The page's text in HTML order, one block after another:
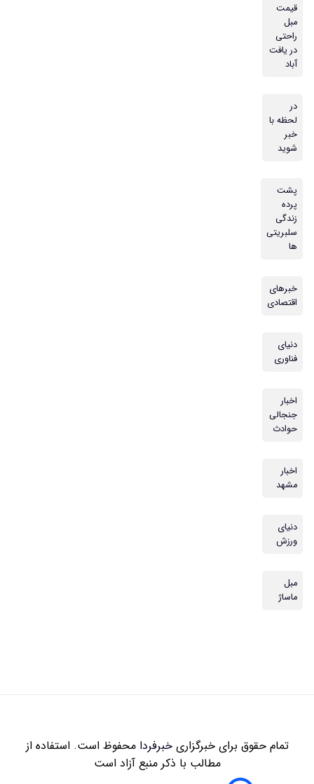
قیمت
مبل
راحتی
در یافت
آباد
در
لحظه با
خبر
شوید
پشت
پرده
زندگی
سلبریتی
ها
خبرهای
اقتصادی
دنیای
فناوری
اخبار
جنجالی
حوادث
اخبار
مشهد
دنیای
ورزش
مبل
ماساژ
تمام حقوق برای خبرگزاریخبرفردامحفوظ است. استفاده از
مطالب با ذکر منبع آزاد است